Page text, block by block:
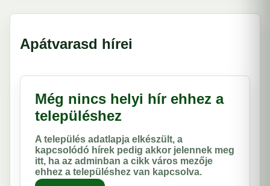
Apátvarasd hírei
Még nincs helyi hír ehhez a
településhez
A település adatlapja elkészült, a
kapcsolódó hírek pedig akkor jelennek meg
itt, ha az adminban a cikk város mezője
ehhez a településhez van kapcsolva.